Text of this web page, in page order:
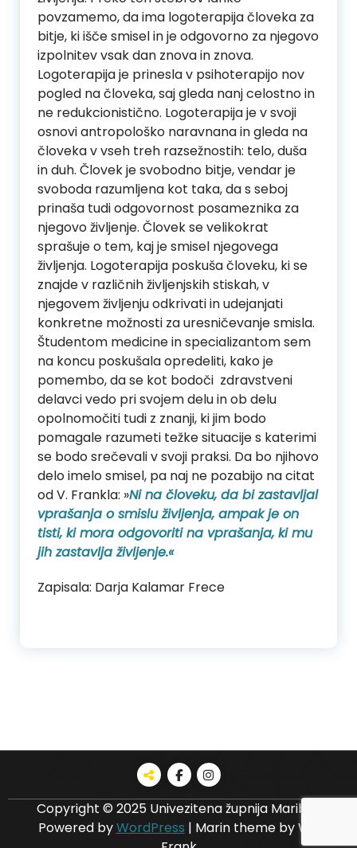
povzamemo, da ima logoterapija človeka za
bitje, ki išče smisel in je odgovorno za njegovo
izpolnitev vsak dan znova in znova.
Logoterapija je prinesla v psihoterapijo nov
pogled na človeka, saj gleda nanj celostno in
ne redukcionistično. Logoterapija je v svoji
osnovi antropološko naravnana in gleda na
človeka v vseh treh razsežnostih: telo, duša
in duh. Človek je svobodno bitje, vendar je
svoboda razumljena kot taka, da s seboj
prinaša tudi odgovornost posameznika za
njegovo življenje. Človek se velikokrat
sprašuje o tem, kaj je smisel njegovega
življenja. Logoterapija poskuša človeku, ki se
znajde v različnih življenjskih stiskah, v
njegovem življenju odkrivati in udejanjati
konkretne možnosti za uresničevanje smisla.
Študentom medicine in specializantom sem
na koncu poskušala opredeliti, kako je
pomembo, da se kot bodoči zdravstveni
delavci vedo pri svojem delu in ob delu
opolnomočiti tudi z znanji, ki jim bodo
pomagale razumeti težke situacije s katerimi
se bodo srečevali v svoji praksi. Da bo njihovo
delo imelo smisel, pa naj ne pozabijo na citat
od V. Frankla: »Ni na človeku, da bi zastavljal
vprašanja o smislu življenja, ampak je on
tisti, ki mora odgovoriti na vprašanja, ki mu
jih zastavlja življenje.«
Zapisala: Darja Kalamar Frece
Copyright © 2025 Univezitena župnija Maribor
Powered byWordPress | Marin theme by Wp